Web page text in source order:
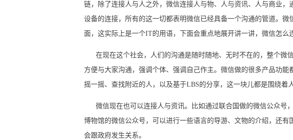
链，除了连接人与人之外，微信连接人与物、人与资讯、人与商业，
设备的连接，所有的这一切都表明微信已经具备一个沟通的管道。
面，这实际上是一个IT的用语，下面会重点地展开讲一讲，微信怎么
在现在这个社会，人们的沟通是随时随地、无时不在的，整个微
方便与大家沟通，强调个体、强调自己作主。微信做的很多产品功能
摇一摇、查找附近的人，以及基于LBS的分享，这一块儿都是围绕着
微信现在也可以连接人与资讯。比如通过联合国做的微信公众号
博物馆的微信公众号，可以进行一些语言的导游、文物的介绍，还
会跟政府发生关系。